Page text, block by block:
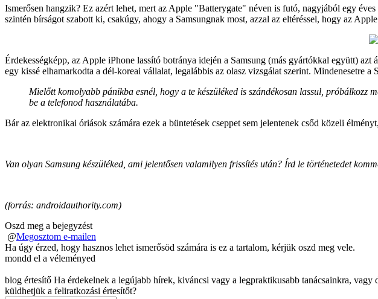
Ismerősen hangzik? Ez azért lehet, mert az Apple "Batterygate" néven is futó, nagyjából egy
szintén bírságot szabott ki, csakúgy, ahogy a Samsungnak most, azzal az eltéréssel, hogy az
Érdekességképp, az Apple iPhone lassító botránya idején a Samsung (más gyártókkal együtt)
egy kissé elhamarkodta a dél-koreai vállalat, legalábbis az olasz vizsgálat szerint. Mindenesetre
Mielőtt komolyabb pánikba esnél, hogy a te készüléked is szándékosan lassul, próbálkozz
be a telefonod használatába.
Bár az elektronikai óriások számára ezek a büntetések cseppet sem jelentenek csőd közeli
Van olyan Samsung készüléked, ami jelentősen valamilyen frissítés után? Írd le történetedet
(forrás: androidauthority.com)
Oszd meg a bejegyzést
@Megosztom e-mailen
Ha úgy érzed, hogy hasznos lehet ismerősöd számára is ez a tartalom, kérjük oszd meg vele.
mondd el a véleményed
blog értesítő Ha érdekelnek a legújabb hírek, kiváncsi vagy a legpraktikusabb tanácsainkra,
küldhetjük a feliratkozási értesítőt?